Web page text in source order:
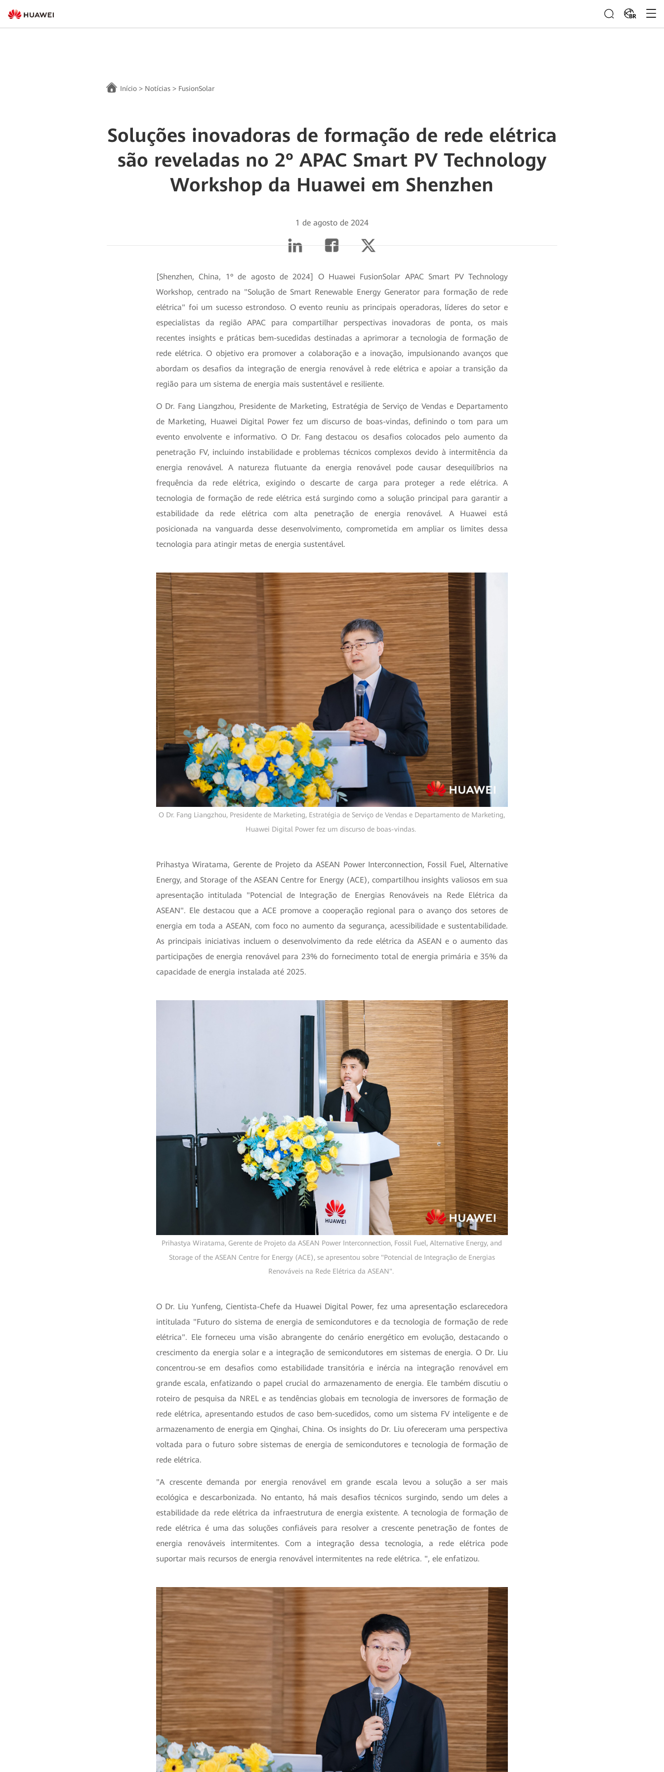
BR
Início > Notícias > FusionSolar
Soluções inovadoras de formação de rede elétrica
são reveladas no 2º APAC Smart PV Technology
Workshop da Huawei em Shenzhen
1 de agosto de 2024
[Shenzhen, China, 1º de agosto de 2024] O Huawei FusionSolar APAC Smart PV Technology
Workshop, centrado na "Solução de Smart Renewable Energy Generator para formação de rede
elétrica" foi um sucesso estrondoso. O evento reuniu as principais operadoras, líderes do setor e
especialistas da região APAC para compartilhar perspectivas inovadoras de ponta, os mais
recentes insights e práticas bem-sucedidas destinadas a aprimorar a tecnologia de formação de
rede elétrica. O objetivo era promover a colaboração e a inovação, impulsionando avanços que
abordam os desafios da integração de energia renovável à rede elétrica e apoiar a transição da
região para um sistema de energia mais sustentável e resiliente.
O Dr. Fang Liangzhou, Presidente de Marketing, Estratégia de Serviço de Vendas e Departamento
de Marketing, Huawei Digital Power fez um discurso de boas-vindas, definindo o tom para um
evento envolvente e informativo. O Dr. Fang destacou os desafios colocados pelo aumento da
penetração FV, incluindo instabilidade e problemas técnicos complexos devido à intermitência da
energia renovável. A natureza flutuante da energia renovável pode causar desequilíbrios na
frequência da rede elétrica, exigindo o descarte de carga para proteger a rede elétrica. A
tecnologia de formação de rede elétrica está surgindo como a solução principal para garantir a
estabilidade da rede elétrica com alta penetração de energia renovável. A Huawei está
posicionada na vanguarda desse desenvolvimento, comprometida em ampliar os limites dessa
tecnologia para atingir metas de energia sustentável.
O Dr. Fang Liangzhou, Presidente de Marketing, Estratégia de Serviço de Vendas e Departamento de Marketing,
Huawei Digital Power fez um discurso de boas-vindas.
Prihastya Wiratama, Gerente de Projeto da ASEAN Power Interconnection, Fossil Fuel, Alternative
Energy, and Storage of the ASEAN Centre for Energy (ACE), compartilhou insights valiosos em sua
apresentação intitulada "Potencial de Integração de Energias Renováveis na Rede Elétrica da
ASEAN". Ele destacou que a ACE promove a cooperação regional para o avanço dos setores de
energia em toda a ASEAN, com foco no aumento da segurança, acessibilidade e sustentabilidade.
As principais iniciativas incluem o desenvolvimento da rede elétrica da ASEAN e o aumento das
participações de energia renovável para 23% do fornecimento total de energia primária e 35% da
capacidade de energia instalada até 2025.
Prihastya Wiratama, Gerente de Projeto da ASEAN Power Interconnection, Fossil Fuel, Alternative Energy, and
Storage of the ASEAN Centre for Energy (ACE), se apresentou sobre "Potencial de Integração de Energias
Renováveis na Rede Elétrica da ASEAN".
O Dr. Liu Yunfeng, Cientista-Chefe da Huawei Digital Power, fez uma apresentação esclarecedora
intitulada "Futuro do sistema de energia de semicondutores e da tecnologia de formação de rede
elétrica". Ele forneceu uma visão abrangente do cenário energético em evolução, destacando o
crescimento da energia solar e a integração de semicondutores em sistemas de energia. O Dr. Liu
concentrou-se em desafios como estabilidade transitória e inércia na integração renovável em
grande escala, enfatizando o papel crucial do armazenamento de energia. Ele também discutiu o
roteiro de pesquisa da NREL e as tendências globais em tecnologia de inversores de formação de
rede elétrica, apresentando estudos de caso bem-sucedidos, como um sistema FV inteligente e de
armazenamento de energia em Qinghai, China. Os insights do Dr. Liu ofereceram uma perspectiva
voltada para o futuro sobre sistemas de energia de semicondutores e tecnologia de formação de
rede elétrica.
"A crescente demanda por energia renovável em grande escala levou a solução a ser mais
ecológica e descarbonizada. No entanto, há mais desafios técnicos surgindo, sendo um deles a
estabilidade da rede elétrica da infraestrutura de energia existente. A tecnologia de formação de
rede elétrica é uma das soluções confiáveis para resolver a crescente penetração de fontes de
energia renováveis intermitentes. Com a integração dessa tecnologia, a rede elétrica pode
suportar mais recursos de energia renovável intermitentes na rede elétrica. ", ele enfatizou.